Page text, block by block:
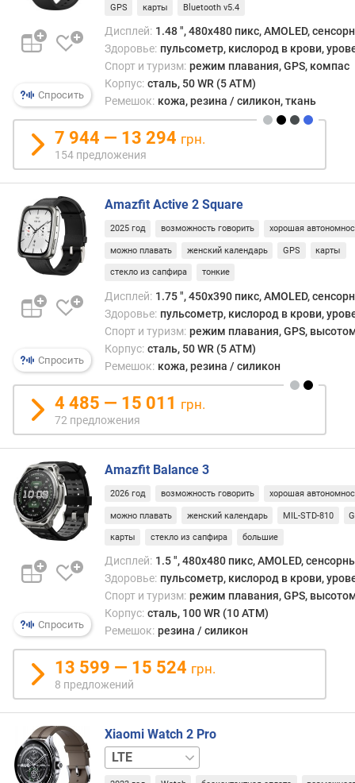
у
р
л
о
ж
е
д
и
а
г
о
л
ь
"
P
I
(
p
p
i
)
м
к
с
а
к
к
у
Спросить
GPS карты Bluetooth v5.4
Дисплей: 1.48 ", 480x480 пикс, AMOLED,
Здоровье: пульсометр, кислород в крови,
Спорт и туризм: режим плавания, GPS, компас
Корпус: сталь, 50 WR (5 ATM)
Ремешок: кожа, резина / силикон, ткань
7 944 — 13 294 грн.
154 предложения
Спросить
Amazfit Active 2 Square
2025 год возможность говорить хорошая
можно плавать женский календарь GPS карты
стекло из сапфира тонкие
Дисплей: 1.75 ", 450x390 пикс, AMOLED,
Здоровье: пульсометр, кислород в крови,
Спорт и туризм: режим плавания, GPS,
Корпус: сталь, 50 WR (5 ATM)
Ремешок: кожа, резина / силикон
4 485 — 15 011 грн.
72 предложения
Спросить
Amazfit Balance 3
2026 год возможность говорить хорошая
можно плавать женский календарь MIL-STD-810
карты стекло из сапфира большие
Дисплей: 1.5 ", 480x480 пикс, AMOLED,
Здоровье: пульсометр, кислород в крови,
Спорт и туризм: режим плавания, GPS,
Корпус: сталь, 100 WR (10 ATM)
Ремешок: резина / силикон
13 599 — 15 524 грн.
8 предложений
Xiaomi Watch 2 Pro
Wi-
Fi